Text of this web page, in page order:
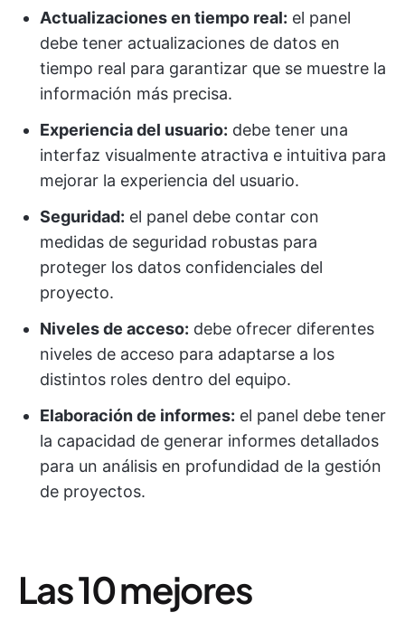
Actualizaciones en tiempo real: el panel
debe tener actualizaciones de datos en
tiempo real para garantizar que se muestre la
información más precisa.
Experiencia del usuario: debe tener una
interfaz visualmente atractiva e intuitiva para
mejorar la experiencia del usuario.
Seguridad: el panel debe contar con
medidas de seguridad robustas para
proteger los datos confidenciales del
proyecto.
Niveles de acceso: debe ofrecer diferentes
niveles de acceso para adaptarse a los
distintos roles dentro del equipo.
Elaboración de informes: el panel debe tener
la capacidad de generar informes detallados
para un análisis en profundidad de la gestión
de proyectos.
Las 10 mejores